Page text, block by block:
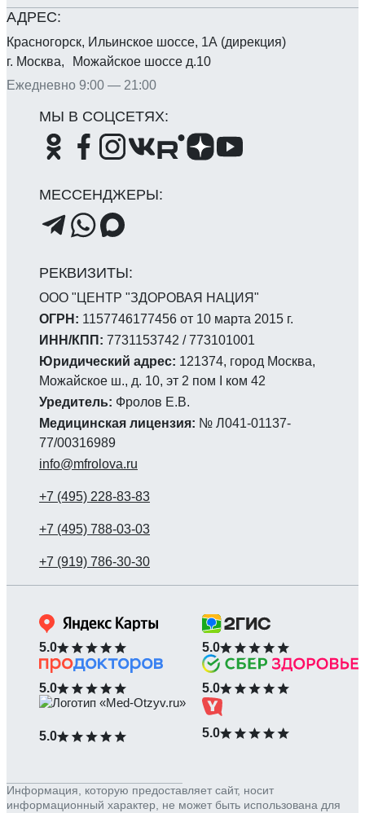
ООО "ЦЕНТР "ЗДОРОВАЯ НАЦИЯ"
ОГРН: 1157746177456 от 10 марта 2015 г.
ИНН/КПП: 7731153742 / 773101001
Юридический адрес: 121374, город Москва,
Можайское ш., д. 10, эт 2 пом I ком 42
Уредитель: Фролов Е.В.
Медицинская лицензия: № Л041-01137-
77/00316989
info@mfrolova.ru
Красногорск, Ильинское шоссе, 1А (дирекция)
г. Москва, Можайское шоссе д.10
Ежедневно 9:00 — 21:00
5.0 5.0
5.0 5.0
5.0 5.0
Информация, которую предоставляет сайт, носит
информационный характер, не может быть использована для